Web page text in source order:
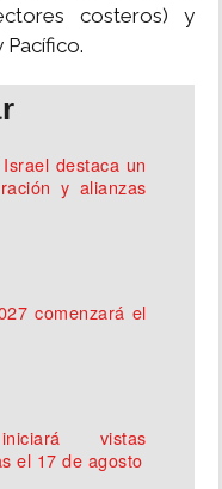
costeros) y
destaca un
y alianzas
comenzará el
vistas
el 17 de agosto